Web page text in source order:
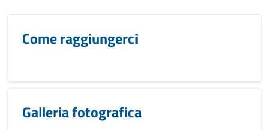
Come raggiungerci
Galleria fotografica